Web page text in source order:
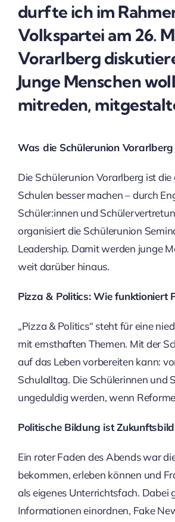
durfte ich im
Volkspartei am 26.
Vorarlberg
Junge Menschen
mitreden,
Was die Schülerunion
Die Schülerunion Vorarlberg ist
Schulen besser machen – durch
Schüler:innen und
organisiert die Schülerunion
Leadership. Damit werden junge
weit darüber hinaus.
Pizza & Politics: Wie funktioniert
„Pizza & Politics“ steht für eine
mit ernsthaften Themen. Mit der
auf das Leben vorbereiten kann:
Schulalltag. Die Schülerinnen und
ungeduldig werden, wenn
Politische Bildung ist
Ein roter Faden des Abends war
bekommen, erleben können und
als eigenes Unterrichtsfach.
Informationen einordnen, Fake